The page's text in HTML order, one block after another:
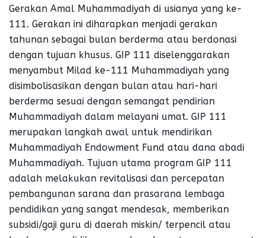
Gerakan Amal Muhammadiyah di usianya yang ke-
111. Gerakan ini diharapkan menjadi gerakan
tahunan sebagai bulan berderma atau berdonasi
dengan tujuan khusus. GIP 111 diselenggarakan
menyambut Milad ke-111 Muhammadiyah yang
disimbolisasikan dengan bulan atau hari-hari
berderma sesuai dengan semangat pendirian
Muhammadiyah dalam melayani umat. GIP 111
merupakan langkah awal untuk mendirikan
Muhammadiyah Endowment Fund atau dana abadi
Muhammadiyah. Tujuan utama program GIP 111
adalah melakukan revitalisasi dan percepatan
pembangunan sarana dan prasarana lembaga
pendidikan yang sangat mendesak, memberikan
subsidi/gaji guru di daerah miskin/ terpencil atau